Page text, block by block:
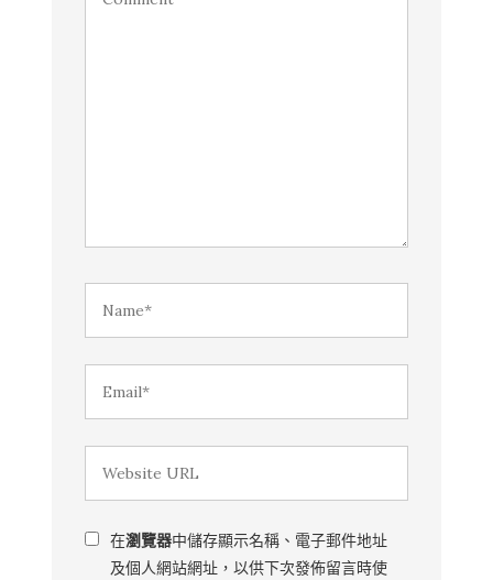
在瀏覽器中儲存顯示名稱、電子郵件地址
及個人網站網址，以供下次發佈留言時使